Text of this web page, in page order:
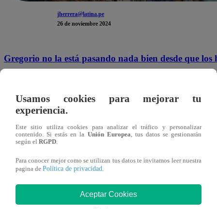
jherrera@latina.pe
26 de noviembre 2024
Gregorio no la está pasando nada bien desde que
con Conchita en Marruecos. El
“Pero, ¿no puedes cambiar los pasajes?”,preguntó
sorpresa y ahora no se va a poder hacer nada por culpa
Usamos cookies para mejorar tu
experiencia.
Este sitio utiliza cookies para analizar el tráfico y personalizar
contenido. Si estás en la Unión Europea , tus datos se gestionarán
según el RGPD
Para conocer mejor como se utilizan tus datos te invitamos leer nuestra
pagina de Política de privacidad
Aceptar Cookies